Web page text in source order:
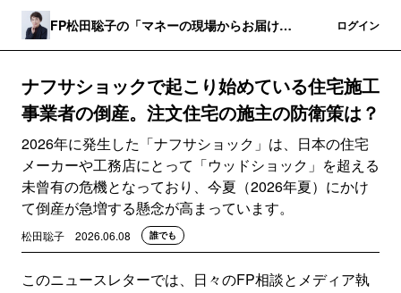
FP松田聡子の「マネーの現場からお届けし
ログイン
ナフサショックで起こり始めている住宅施工
事業者の倒産。注文住宅の施主の防衛策は？
2026年に発生した「ナフサショック」は、日本の住宅
メーカーや工務店にとって「ウッドショック」を超える
未曾有の危機となっており、今夏（2026年夏）にかけ
て倒産が急増する懸念が高まっています。
松田聡子 2026.06.08 誰でも
このニュースレターでは、日々のFP相談とメディア執